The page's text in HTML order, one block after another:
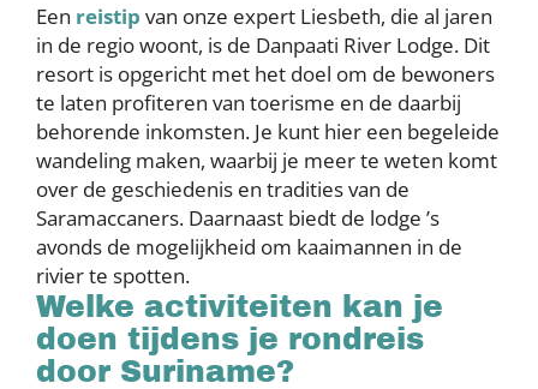
Een reistip van onze expert Liesbeth, die al jaren
in de regio woont, is de Danpaati River Lodge. Dit
resort is opgericht met het doel om de bewoners
te laten profiteren van toerisme en de daarbij
behorende inkomsten. Je kunt hier een begeleide
wandeling maken, waarbij je meer te weten komt
over de geschiedenis en tradities van de
Saramaccaners. Daarnaast biedt de lodge ’s
avonds de mogelijkheid om kaaimannen in de
rivier te spotten.
Welke activiteiten kan je
doen tijdens je rondreis
door Suriname?